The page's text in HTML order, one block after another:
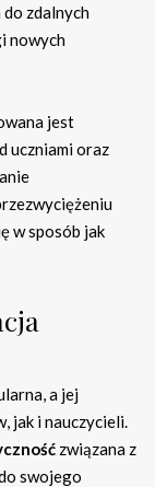
zdalnych
nowych
jest
uczniami oraz
w sposób jak
a jej
jak i nauczycieli.
związana z
swojego